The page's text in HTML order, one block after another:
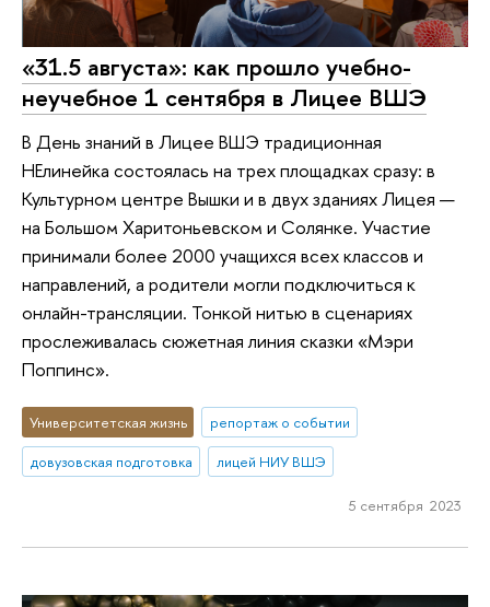
«31.5 августа»: как прошло учебно-
неучебное 1 сентября в Лицее ВШЭ
В День знаний в Лицее ВШЭ традиционная
НЕлинейка состоялась на трех площадках сразу: в
Культурном центре Вышки и в двух зданиях Лицея —
на Большом Харитоньевском и Солянке. Участие
принимали более 2000 учащихся всех классов и
направлений, а родители могли подключиться к
онлайн-трансляции. Тонкой нитью в сценариях
прослеживалась сюжетная линия сказки «Мэри
Поппинс».
Университетская жизнь
репортаж о событии
довузовская подготовка
лицей НИУ ВШЭ
5 сентября 2023